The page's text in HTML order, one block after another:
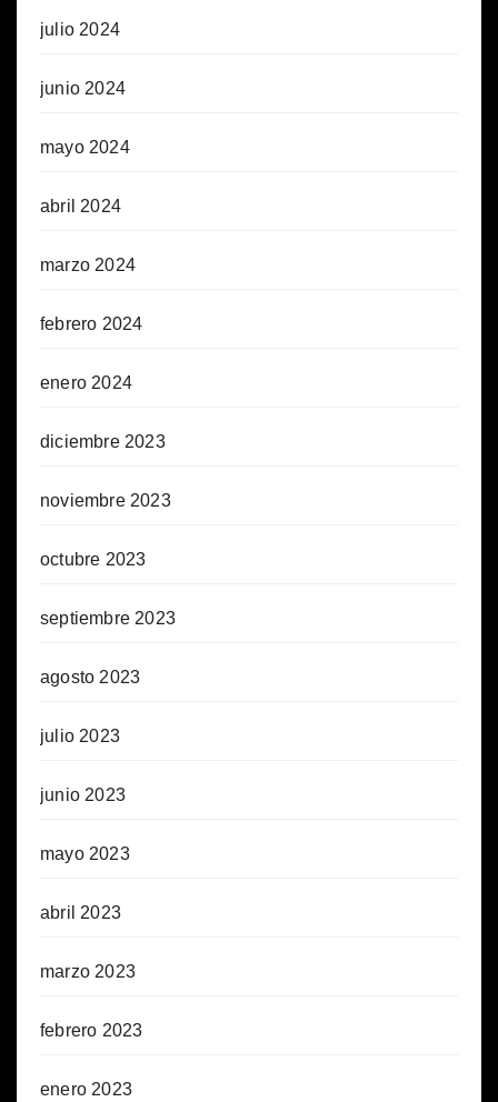
julio 2024
junio 2024
mayo 2024
abril 2024
marzo 2024
febrero 2024
enero 2024
diciembre 2023
noviembre 2023
octubre 2023
septiembre 2023
agosto 2023
julio 2023
junio 2023
mayo 2023
abril 2023
marzo 2023
febrero 2023
enero 2023